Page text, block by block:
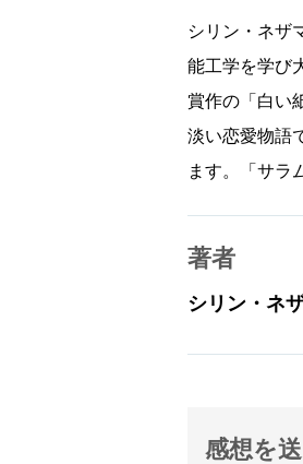
シリン・ネザ
能工学を学び
賞作の「白い
淡い恋愛物語
ます。「サラ
著者
シリン・ネ
感想を